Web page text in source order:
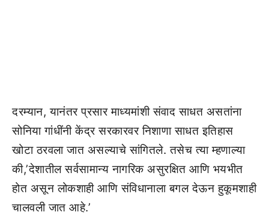
दरम्यान, यानंतर प्रसार माध्यमांशी संवाद साधत असतांना
सोनिया गांधींनी केंद्र सरकारवर निशाणा साधत इतिहास
खोटा ठरवला जात असल्याचे सांगितले. तसेच त्या म्हणाल्या
की,’देशातील सर्वसामान्य नागरिक असुरक्षित आणि भयभीत
होत असून लोकशाही आणि संविधानाला बगल देऊन हुकूमशाही
चालवली जात आहे.’